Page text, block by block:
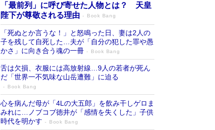
「最前列」に呼び寄せた人物とは？ 天皇
陛下が尊敬される理由
Book Bang
「死ぬとか言うな！」と怒鳴った日、妻は2人の
子を残して自死した…夫が「自分の犯した罪や愚
かさ」に向き合う魂の一冊
Book Bang
舌は欠損、衣服には高放射線…9人の若者が死ん
だ「世界一不気味な山岳遭難」に迫る
Book Bang
心を病んだ母が「4Lの大五郎」を飲み干しゲロま
みれに…ノブコブ徳井が「感情を失くした」子供
時代を明かす
Book Bang